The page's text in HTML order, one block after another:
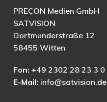
PRECON Medien GmbH
SATVISION
Dortmunderstraße 12
58455 Witten
Fon: +49 2302 28 23 3 0
E-Mail: info@satvision.de